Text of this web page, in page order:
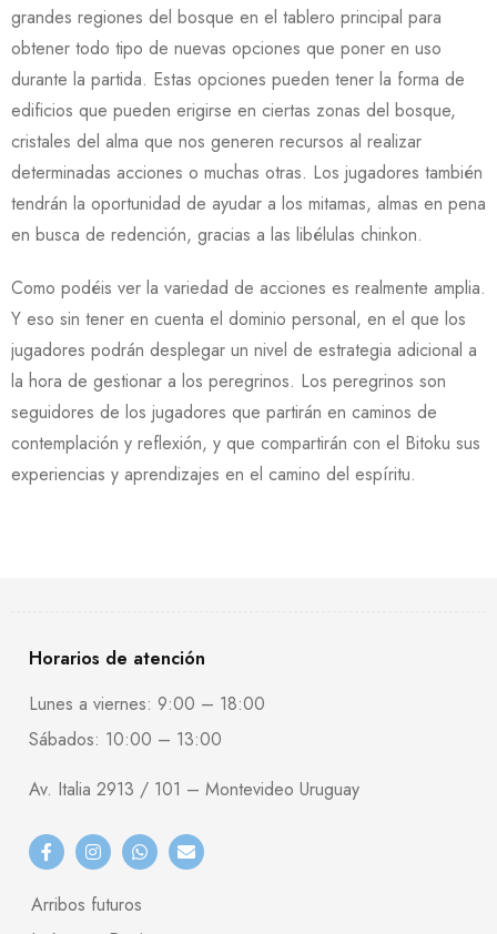
grandes regiones del bosque en el tablero principal para
obtener todo tipo de nuevas opciones que poner en uso
durante la partida. Estas opciones pueden tener la forma de
edificios que pueden erigirse en ciertas zonas del bosque,
cristales del alma que nos generen recursos al realizar
determinadas acciones o muchas otras. Los jugadores también
tendrán la oportunidad de ayudar a los mitamas, almas en pena
en busca de redención, gracias a las libélulas chinkon.
Como podéis ver la variedad de acciones es realmente amplia.
Y eso sin tener en cuenta el dominio personal, en el que los
jugadores podrán desplegar un nivel de estrategia adicional a
la hora de gestionar a los peregrinos. Los peregrinos son
seguidores de los jugadores que partirán en caminos de
contemplación y reflexión, y que compartirán con el Bitoku sus
experiencias y aprendizajes en el camino del espíritu.
Horarios de atención
Lunes a viernes: 9:00 – 18:00
Sábados: 10:00 – 13:00
Av. Italia 2913 / 101 – Montevideo Uruguay
Arribos futuros